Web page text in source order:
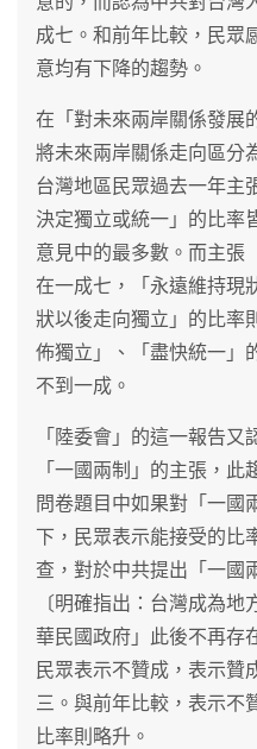
成七。和前年比較，民眾
意均有下降的趨勢。
在「對未來兩岸關係發展
將未來兩岸關係走向區分
台灣地區民眾過去一年主
決定獨立或統一」的比率
意見中的最多數。而主張
在一成七，「永遠維持現
狀以後走向獨立」的比率
佈獨立」、「盡快統一」
不到一成。
「陸委會」的這一報告
「一國兩制」的主張，
問卷題目中如果對「一國
下，民眾表示能接受的比
查，對於中共提出「一國
〔明確指出：台灣成為
華民國政府」此後不再存
民眾表示不贊成，表示贊
三。與前年比較，表示不
比率則略升。